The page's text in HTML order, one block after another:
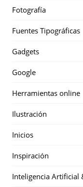
Fotografía
Fuentes Tipográficas
Gadgets
Google
Herramientas online
Ilustración
Inicios
Inspiración
Inteligencia Artificial